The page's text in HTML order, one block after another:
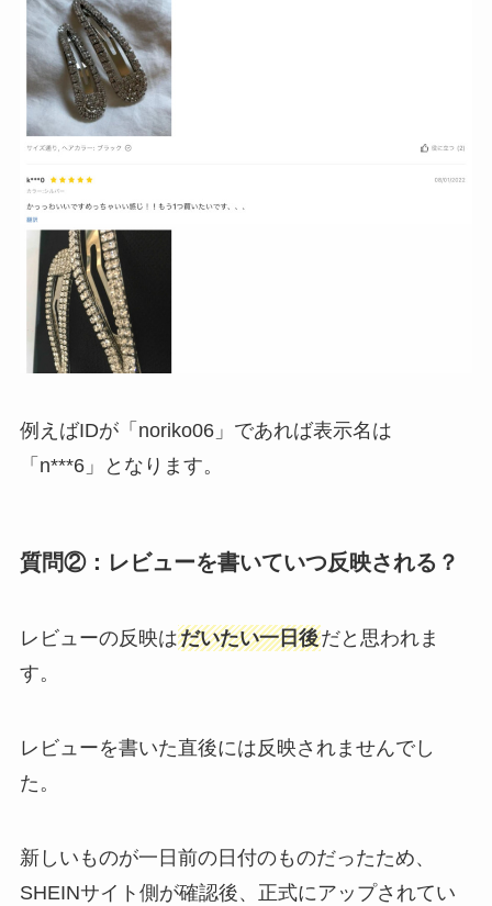
例えばIDが「noriko06」であれば表示名は
「n***6」となります。
質問②：レビューを書いていつ反映される？
レビューの反映はだいたい一日後だと思われま
す。
レビューを書いた直後には反映されませんでし
た。
新しいものが一日前の日付のものだったため、
SHEINサイト側が確認後、正式にアップされてい